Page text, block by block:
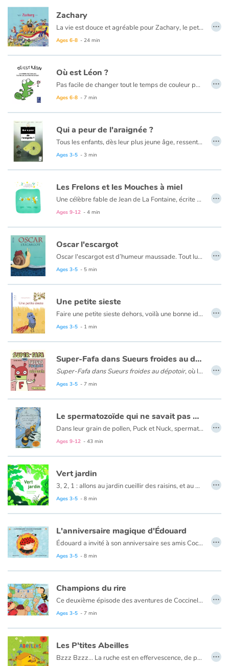
Zachary
La vie est douce et agréable pour Zachary, le petit acarien, et pour sa famille, qui vivent enfouis dans la moquette d'une belle maison. Mais, un jour, leur vie est chamboulée par le départ des occupants de la demeure et par l'arrivée d'une nouvelle famille. C'est l'occasion pour Zachary de s'interroger sur lui-même, sur le regard des autres et sur les idées reçues...
Ages 6-8 - 24 min
…
Où est Léon ?
Pas facile de changer tout le temps de couleur pour se camoufler. Rouge, vert, bleu, Léon le caméléon voudrait simplement un gâteau au chocolat, mais comment faire quand on est de la même couleur que la boulangerie et que personne ne vous voit...
Ages 6-8 - 7 min
…
Qui a peur de l'araignée ?
Tous les enfants, dès leur plus jeune âge, ressentent la peur, imaginaire ou bien réelle ! Alors, racontez-leur ces histoires qui les emmènent au bout de leurs terreurs enfantines, pour apprendre à en sourire…
Ages 3-5 - 3 min
…
Les Frelons et les Mouches à miel
Une célèbre fable de Jean de La Fontaine, écrite en 1668. C'est le 31 mars que Jean de La Fontaine fait paraitre son premier ouvrage : « Les Fables Choisies ».
Ages 9-12 - 4 min
…
Oscar l'escargot
Oscar l'escargot est d’humeur maussade. Tout lui semble gris et triste. Un matin, le voilà qui part à la recherche d’un pays tout en couleurs. Chemin faisant, malgré ses découvertes et ses rencontres rien ne change, ne serait-ce pas plutôt le regard d’Oscar qui est gris et triste. Jusqu’au moment où…
Ages 3-5 - 5 min
…
Une petite sieste
Faire une petite sieste dehors, voilà une bonne idée. Oui, mais cela présente parfois quelques inconvénients, notre petit ami réussira-t-il à dormir ?
Ages 3-5 - 1 min
…
Super-Fafa dans Sueurs froides au dépotoir
Super-Fafa dans Sueurs froides au dépotoir, où l'on voit que le héros a le pouvoir de comprendre le langage des mouches à l'aide de son super dékrypto-krottonisateur.
Ages 3-5 - 7 min
…
Le spermatozoïde qui ne savait pas nager
Dans leur grain de pollen, Puck et Nuck, spermatozoïdes végétaux, partent à l’aventure sur le dos de Blizz, une abeille.
Ages 9-12 - 43 min
…
Vert jardin
3, 2, 1 : allons au jardin cueillir des raisins, et au potager, ramasser des fruits et des légumes pour le déjeuner.
Ages 3-5 - 8 min
…
L'anniversaire magique d'Édouard
Édouard a invité à son anniversaire ses amis Coccinella, Mimi, Gaston et Momo. Au cours de cette fête très réussie, Édouard découvre dans son grenier une malle magique qui va exaucer pour chacun d’eux un vœu. Mais ils le savent tous : le plus précieux des trésors c’est l’amitié. L’ouvrage aborde les thématiques de l’amitié au travers de l’entraide, du partage et de la magie. Un ouvrage qui ravira les petits par la fraîcheur des illustrations.
Ages 3-5 - 8 min
…
Champions du rire
Ce deuxième épisode des aventures de Coccinella raconte sur un mode humoristique comment Momo, le ver de terre, Mimi, l'abeille et Gaston l'escargot tentent de gagner le concours de saut organisé par leur amie la sauterelle. Tous atterrissent dans les endroits les plus inattendus… sauf là où il fallait sauter.
Ages 3-5 - 7 min
…
Les P'tites Abeilles
Bzzz Bzzz… La ruche est en effervescence, de petits œufs viennent d’éclore ! Il faut les nourrir ! Avec quoi ? Du miel et du pollen bien sûr ! Bien nourries, les larves grandissent en sécurité dans leurs alvéoles. Devenues abeilles, elles déploient leurs ailes et se mettent au travail : ouvrières, gardiennes, butineuses… elles n’ont pas le temps de s’ennuyer ! Ce n’est qu’aux premiers froids que la ruche interrompt son activité et s’endort… jusqu’au prochain printemps ! Un voyage au cœur de la ruche pour les tout-petits. …